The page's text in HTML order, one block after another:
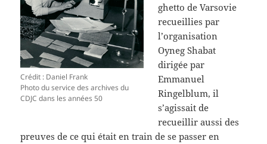
Crédit : Daniel Frank
Photo du service des archives du
CDJC dans les années 50
ghetto de Varsovie
recueillies par
l’organisation
Oyneg Shabat
dirigée par
Emmanuel
Ringelblum, il
s’agissait de
recueillir aussi des
preuves de ce qui était en train de se passer en